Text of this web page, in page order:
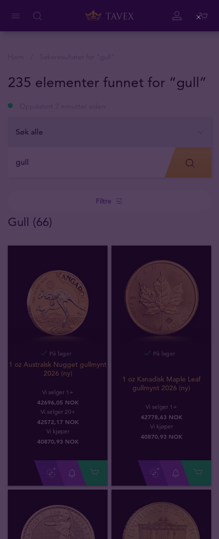
235 elementer funnet for “gull”
Filtre
Gull (66)
På lager
1 oz Australsk Nugget gullmynt
2026 (ny)
Vi selger 1+
42696,05 NOK
Vi selger 20+
42572,17 NOK
Vi kjøper
40870,93 NOK
På lager
1 oz Kanadisk Maple Leaf
gullmynt 2026 (ny)
Vi selger 1+
42778,63 NOK
Vi kjøper
40870,93 NOK
Close